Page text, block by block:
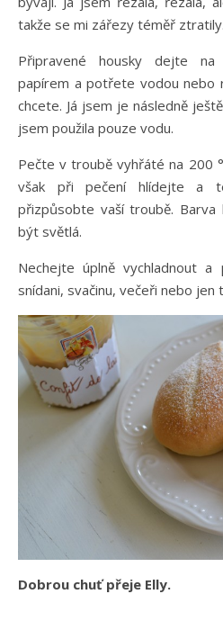
takže se mi zářezy téměř ztratily.
Připravené housky dejte na
papírem a potřete vodou nebo
chcete. Já jsem je následně
jsem použila pouze vodu.
Pečte v troubě vyhřáté na 200
však při pečení hlídejte a
přizpůsobte vaší troubě. Barva
být světlá.
Nechejte úplně vychladnout
snídani, svačinu, večeři nebo jen
Dobrou chuť přeje Elly.